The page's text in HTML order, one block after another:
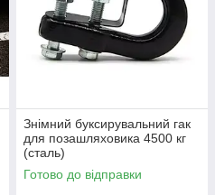
Знімний буксирувальний гак
для позашляховика 4500 кг
(сталь)
Готово до відправки